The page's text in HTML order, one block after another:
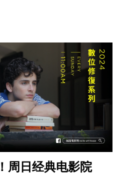
周日经典电影院